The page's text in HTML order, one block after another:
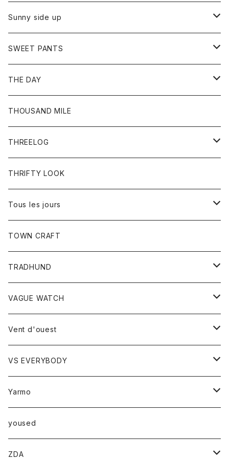
カーディガン
ワンピース
コート
オーバーオール
ブレスレット
リング
ブーツ
サンダル
Sunny side up
アウター
Ｇジャン
ボトム
ジーンズ
SWEET PANTS
ボトム
ショートパンツ
THE DAY
トップス
Tシャツ
THOUSAND MILE
THREELOG
トップス
Tシャツ
THRIFTY LOOK
Tous les jours
トップス
レディース
カットソー
TOWN CRAFT
TRADHUND
セーター
ベスト
VAGUE WATCH
時計
Vent d'ouest
ボトム
スカート
トップス
ベスト
VS EVERYBODY
トップス
Ｔシャツ
Yarmo
アウター
コート
小物
yoused
ZDA